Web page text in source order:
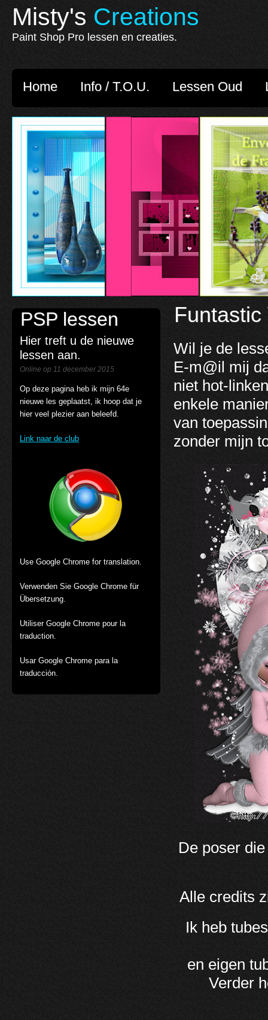
Misty's Creations
Paint Shop Pro lessen en creaties.
Home Info / T.O.U. Lessen Oud
PSP lessen
Hier treft u de nieuwe
lessen aan.
Online op 11 december 2015
Op deze pagina heb ik mijn 64e
nieuwe les geplaatst, ik hoop dat je
hier veel plezier aan beleefd.
Link naar de club
Use Google Chrome for translation.
Verwenden Sie Google Chrome für
Übersetzung.
Utiliser Google Chrome pour la
traduction.
Usar Google Chrome para la
traducción.
Funtastic
Wil je de
E-m@il mij
niet hot-
enkele
van
zonder mijn
De poser
Alle credits
Ik heb
en eigen
Verder